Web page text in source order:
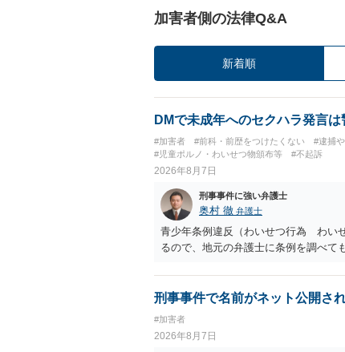
加害者側の法律Q&A
新着順
DMで未成年へのセクハラ発言
#加害者 #前科・前歴をつけたくない #逮捕
#児童ポルノ・わいせつ物頒布等
#不起訴
2026年8月7日
刑事事件に強い弁護士
奥村 徹 弁護士
青少年条例違反（わいせつ行為 わい
るので、地元の弁護士に条例を調べて
刑事事件で名前がネット公開さ
#加害者
2026年8月7日